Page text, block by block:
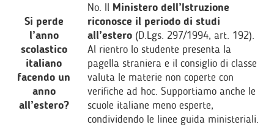
Si perde
l’anno
scolastico
italiano
facendo un
anno
all’estero?
No. Il Ministero dell’Istruzione
riconosce il periodo di studi
all’estero (D.Lgs. 297/1994, art. 192).
Al rientro lo studente presenta la
pagella straniera e il consiglio di classe
valuta le materie non coperte con
verifiche ad hoc. Supportiamo anche le
scuole italiane meno esperte,
condividendo le linee guida ministeriali.